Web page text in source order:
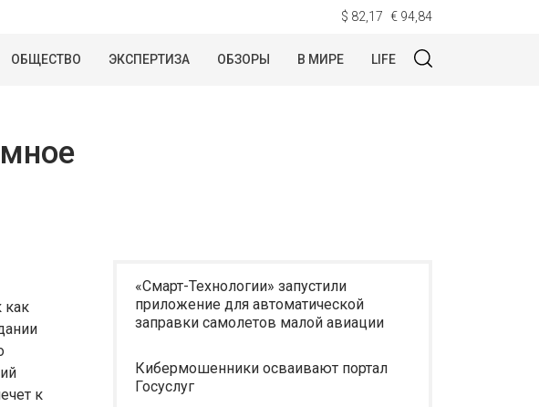
$ 82,17 € 94,84
ОБЩЕСТВО ЭКСПЕРТИЗА ОБЗОРЫ В МИРЕ LIFE
как
к
«Смарт-Технологии» запустили
приложение для автоматической
заправки самолетов малой авиации
Кибермошенники осваивают портал
Госуслуг